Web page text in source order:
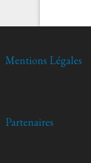
Mentions Légales
Partenaires